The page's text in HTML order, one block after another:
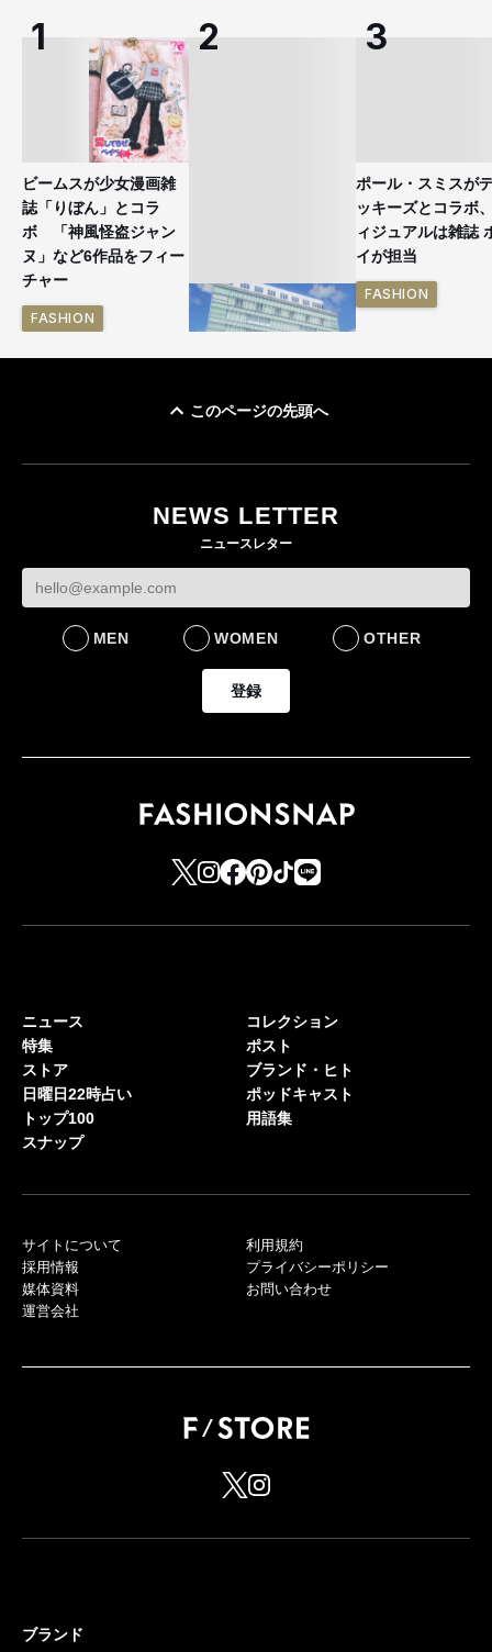
ビームスが少女漫画雑
誌「りぼん」とコラ
ボ 「神風怪盗ジャン
ヌ」など6作品をフィー
チャー
FASHION
FASHION
ポール・スミスが
ッキーズとコラボ
ィジュアルは雑誌
イが担当
FASHION
このページの先頭へ
NEWS LETTER
ニュースレター
MEN WOMEN OTHER
登録
ニュース
特集
ストア
日曜日22時占い
トップ100
スナップ
コレクション
ポスト
ブランド・ヒト
ポッドキャスト
用語集
サイトについて
採用情報
媒体資料
運営会社
利用規約
プライバシーポリシー
お問い合わせ
ブランド